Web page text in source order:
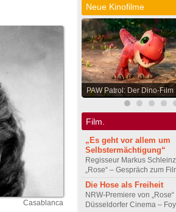
Casablanca
Neue Kinofilme
PAW Patrol: Der Dino-Film
Film.
„Es geht vor allem um
Selbstermächtigung“
Regisseur Markus
„Rose“ – Gespräch zum
Die Hose als Freiheit
NRW-Premiere von „Rose“
Düsseldorfer Cinema –